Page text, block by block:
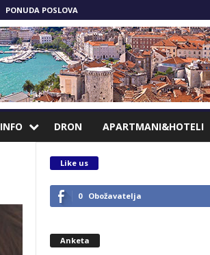
PONUDA POSLOVA
INFO DRON APARTMANI&HOTELI
Like us
0 Obožavatelja
Anketa